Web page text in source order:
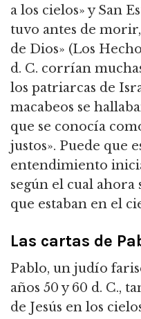
a los cielos» y San
tuvo antes de morir,
de Dios» (Los
d. C. corrían
los patriarcas de
macabeos se
que se conocía
justos». Puede que
entendimiento
según el cual
que estaban en el
Las cartas de
Pablo, un judío
años 50 y 60 d. C.,
de Jesús en los